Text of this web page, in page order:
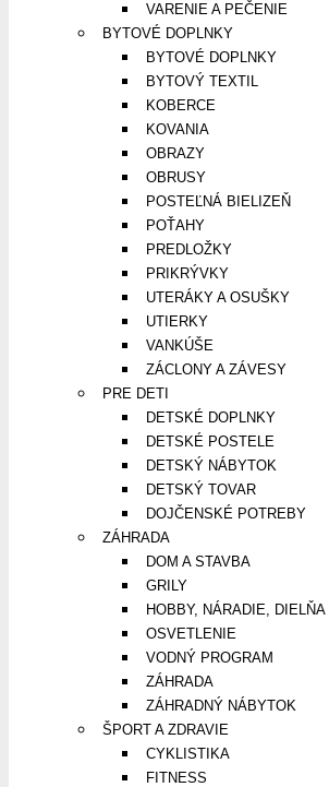
VARENIE A PEČENIE
BYTOVÉ DOPLNKY
BYTOVÉ DOPLNKY
BYTOVÝ TEXTIL
KOBERCE
KOVANIA
OBRAZY
OBRUSY
POSTEĽNÁ BIELIZEŇ
POŤAHY
PREDLOŽKY
PRIKRÝVKY
UTERÁKY A OSUŠKY
UTIERKY
VANKÚŠE
ZÁCLONY A ZÁVESY
PRE DETI
DETSKÉ DOPLNKY
DETSKÉ POSTELE
DETSKÝ NÁBYTOK
DETSKÝ TOVAR
DOJČENSKÉ POTREBY
ZÁHRADA
DOM A STAVBA
GRILY
HOBBY, NÁRADIE, DIELŇA
OSVETLENIE
VODNÝ PROGRAM
ZÁHRADA
ZÁHRADNÝ NÁBYTOK
ŠPORT A ZDRAVIE
CYKLISTIKA
FITNESS